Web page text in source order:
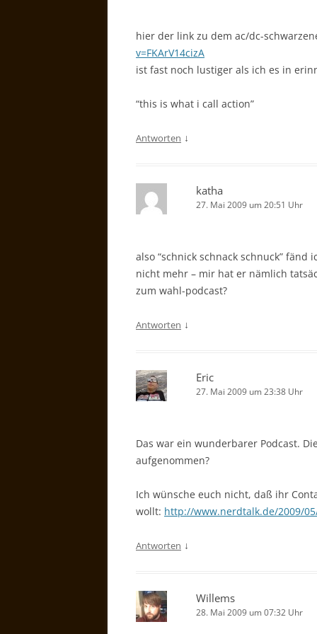
hier der link zu dem ac/dc-
v=FKArV14cizA
ist fast noch lustiger als ich es in
“this is what i call action”
Antworten ↓
katha
27. Mai 2009 um 20:51 Uhr
also “schnick schnack schnuck”
nicht mehr – mir hat er nämlich
zum wahl-podcast?
Antworten ↓
Eric
27. Mai 2009 um 23:38 Uhr
Das war ein wunderbarer Podcast.
aufgenommen?
Ich wünsche euch nicht, daß ihr
wollt: http://www.nerdtalk.de/2009/
Antworten ↓
Willems
28. Mai 2009 um 07:32 Uhr